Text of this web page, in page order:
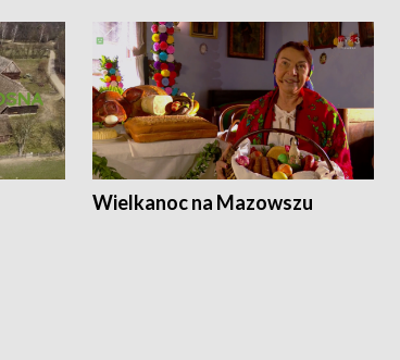
Wielkanoc na Mazowszu